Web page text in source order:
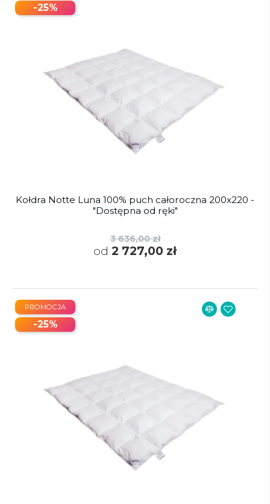
Kołdra Notte Luna 100% puch całoroczna 200x220 -
"Dostępna od ręki"
3 636,00 zł
od 2 727,00 zł
-25%
PROMOCJA
-25%